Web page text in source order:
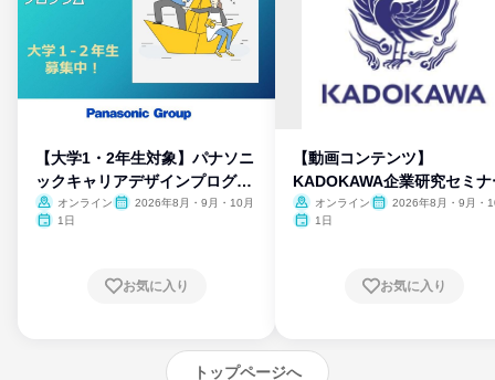
【大学1・2年生対象】パナソニ
ックキャリアデザインプログラ
ム
オンライン
2026年8月・9月・10月
1日
お気に入り
【動画コンテンツ】
KADOKAWA企業研究セミナ
オンライン
2026年8月・9月・
1日
お気に入り
トップページへ